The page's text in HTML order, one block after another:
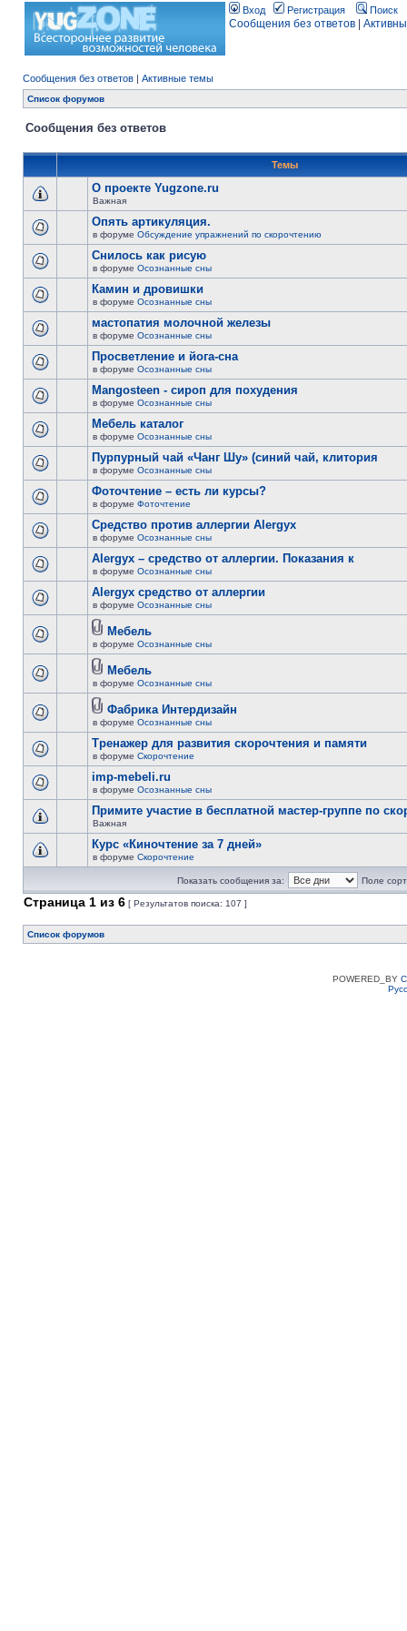
Вход Регистрация Поиск
Сообщения без ответов
Сообщения без ответов | Активные темы
Список форумов
Сообщения без ответов
Темы
О проекте Yugzone.ru
Важная
Опять артикуляция.
в форуме Обсуждение упражнений по скорочтению
Снилось как рисую
в форуме Осознанные сны
Камин и дровишки
в форуме Осознанные сны
мастопатия молочной железы
в форуме Осознанные сны
Просветление и йога-сна
в форуме Осознанные сны
Mangosteen - сироп для похудения
в форуме Осознанные сны
Мебель каталог
в форуме Осознанные сны
Пурпурный чай «Чанг Шу» (синий чай, клитория
в форуме Осознанные сны
Фоточтение – есть ли курсы?
в форуме Фоточтение
Cредство против аллергии Alergyx
в форуме Осознанные сны
Alergyx – средство от аллергии. Показания к
в форуме Осознанные сны
Alergyx средство от аллергии
в форуме Осознанные сны
Мебель
в форуме Осознанные сны
Мебель
в форуме Осознанные сны
Фабрика Интердизайн
в форуме Осознанные сны
Тренажер для развития скорочтения и памяти
в форуме Скорочтение
imp-mebeli.ru
в форуме Осознанные сны
Примите участие в бесплатной мастер-группе по
Важная
Курс «Киночтение за 7 дней»
в форуме Скорочтение
Показать сообщения за: Поле
Страница 1 из 6 [ Результатов поиска: 107 ]
Список форумов
POWERED_BY